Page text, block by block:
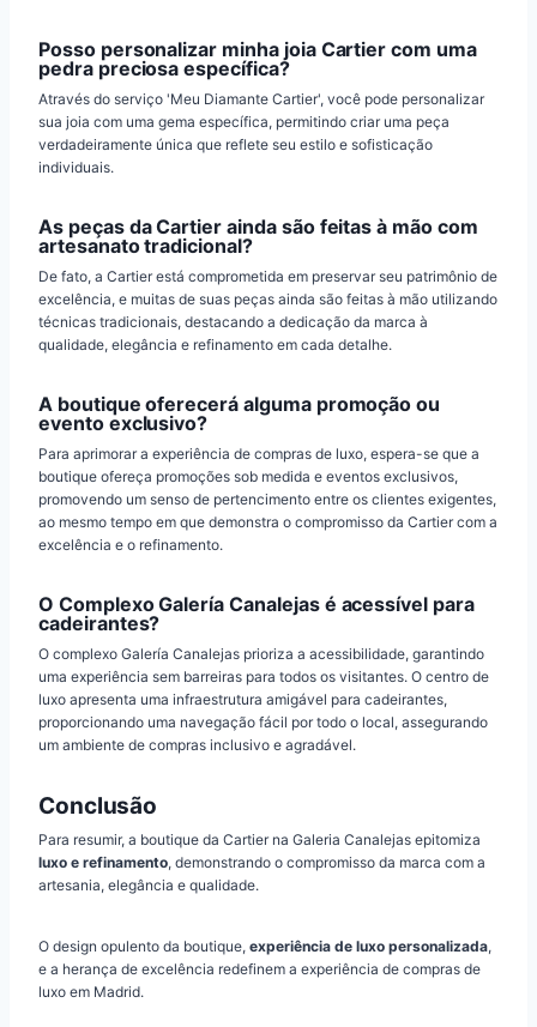
Posso personalizar minha joia Cartier com uma
pedra preciosa específica?
Através do serviço 'Meu Diamante Cartier', você pode personalizar
sua joia com uma gema específica, permitindo criar uma peça
verdadeiramente única que reflete seu estilo e sofisticação
individuais.
As peças da Cartier ainda são feitas à mão com
artesanato tradicional?
De fato, a Cartier está comprometida em preservar seu patrimônio de
excelência, e muitas de suas peças ainda são feitas à mão utilizando
técnicas tradicionais, destacando a dedicação da marca à
qualidade, elegância e refinamento em cada detalhe.
A boutique oferecerá alguma promoção ou
evento exclusivo?
Para aprimorar a experiência de compras de luxo, espera-se que a
boutique ofereça promoções sob medida e eventos exclusivos,
promovendo um senso de pertencimento entre os clientes exigentes,
ao mesmo tempo em que demonstra o compromisso da Cartier com a
excelência e o refinamento.
O Complexo Galerí­a Canalejas é acessível para
cadeirantes?
O complexo Galería Canalejas prioriza a acessibilidade, garantindo
uma experiência sem barreiras para todos os visitantes. O centro de
luxo apresenta uma infraestrutura amigável para cadeirantes,
proporcionando uma navegação fácil por todo o local, assegurando
um ambiente de compras inclusivo e agradável.
Conclusão
Para resumir, a boutique da Cartier na Galeria Canalejas epitomiza
luxo e refinamento, demonstrando o compromisso da marca com a
artesania, elegância e qualidade.
O design opulento da boutique, experiência de luxo personalizada,
e a herança de excelência redefinem a experiência de compras de
luxo em Madrid.